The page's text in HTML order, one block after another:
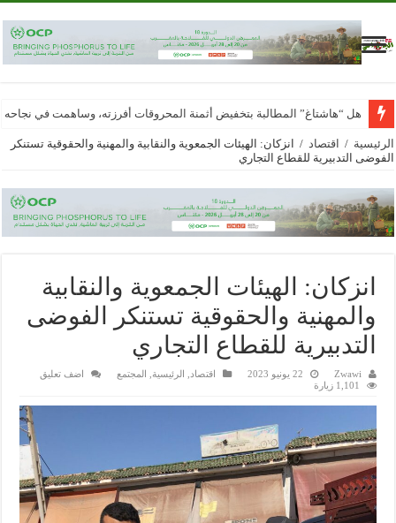
هل “هاشتاغ” المطالبة بتخفيض أثمنة المحروقات أفرزته، وساهمت في
الرئيسية / اقتصاد /
انزكان: الهيئات الجمعوية والنقابية والمهنية والحقوقية تستنكر
الفوضى التدبيرية للقطاع التجاري
انزكان: الهيئات الجمعوية والنقابية
والمهنية والحقوقية تستنكر الفوضى
التدبيرية للقطاع التجاري
Zwawi 22 يونيو 2023 اقتصاد الرئيسية المجتمع
اضف تعليق
1,101 زيارة